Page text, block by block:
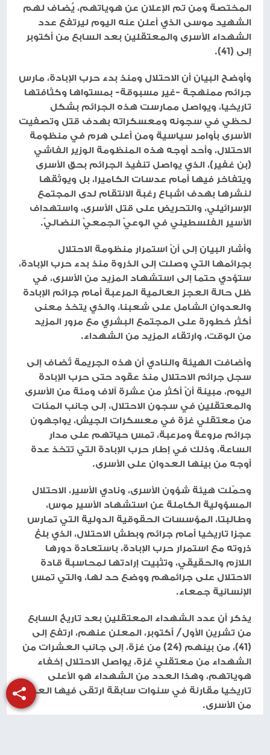
المختصة ومن تم الإعلان عن هوياتهم، يُضاف لهم
الشهيد موسى الذي أعلن عنه اليوم ليرتفع عدد
الشهداء الأسرى والمعتقلين بعد السابع من أكتوبر
إلى (41).
وأوضح البيان أن الاحتلال ومنذ بدء حرب الإبادة، مارس
جرائم ممنهجة -غير مسبوقة- بمستواها وكثافتها
تاريخيا، ويواصل ممارست هذه الجرائم بشكل
لحظي في سجونه ومعسكراته بهدف قتل وتصفيت
الأسرى بأوامر سياسية ومن أعلى هرم في منظومة
الاحتلال، وأحد أوجه هذه المنظومة الوزير الفاشي
(بن غفير)، الذي يواصل تنفيذ الجرائم بحق الأسرى
ويتفاخر فيها أمام عدسات الكاميرا، بل ويوثقها
لنشرها بهدف اشباع رغبة الانتقام لدى المجتمع
الإسرائيلي، والتحريض على قتل الأسرى، واستهداف
الأسير الفلسطيني في الوعيّ الجمعيّ النضاليّ.
وأشار البيان إلى أنّ استمرار منظومة الاحتلال
بجرائمها التي وصلت إلى الذروة منذ بدء حرب الإبادة،
ستؤدي حتما إلى استشهاد المزيد من الأسرى، في
ظل حالة العجز العالمية المرعبة أمام جرائم الإبادة
والعدوان الشامل على شعبنا، والذي يتخذ معنى
أكثر خطورة على المجتمع البشري مع مرور المزيد
من الوقت، وارتقاء المزيد من الشهداء.
وأضافت الهيئة والنادي أن هذه الجريمة تُضاف إلى
سجل جرائم الاحتلال منذ عقود حتى حرب الإبادة
اليوم، مبينة أنّ أكثر من عشرة آلاف ومئة من الأسرى
والمعتقلين في سجون الاحتلال، إلى جانب المئات
من معتقلي غزة في معسكرات الجيش، يواجهون
جرائم مروعة ومرعبة، تمس حياتهم على مدار
الساعة، وذلك في إطار حرب الإبادة التي تتخذ عدة
أوجه من بينها العدوان على الأسرى.
وحمّلت هيئة شؤون الأسرى، ونادي الأسير، الاحتلال
المسؤولية الكاملة عن استشهاد الأسير موس،
وطالبتا، المؤسسات الحقوقية الدولية التي تمارس
عجزا تاريخيا أمام جرائم وبطش الاحتلال، الذي بلغ
ذروته مع استمرار حرب الإبادة، باستعادة دورها
اللازم والحقيقي، وتثبيت إرادتها لمحاسبة قادة
الاحتلال على جرائمهم ووضع حد لها، والتي تمس
الإنسانية جمعاء.
يذكر أن عدد الشهداء المعتقلين بعد تاريخ السابع
من تشرين الأول/ أكتوبر، المعلن عنهم، ارتفع إلى
(41)، من بينهم (24) من غزة، إلى جانب العشرات من
الشهداء من معتقلي غزة، يواصل الاحتلال إخفاء
هوياتهم، وهذا العدد من الشهداء هو الأعلى
تاريخيا مقارنة في سنوات سابقة ارتقى فيها العديد
من الأسرى.